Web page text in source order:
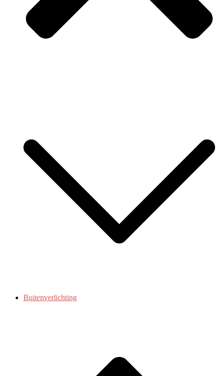
Buitenverlichting